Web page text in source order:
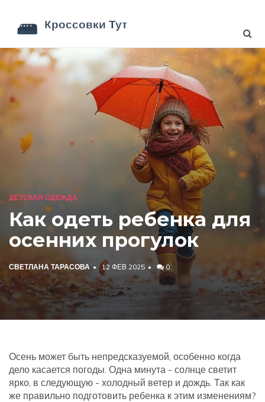
ДЕТСКАЯ ОДЕЖДА
Как одеть ребенка для
осенних прогулок
СВЕТЛАНА ТАРАСОВА 12 ФЕВ 2025 0
Осень может быть непредсказуемой, особенно когда
дело касается погоды. Одна минута - солнце светит
ярко, в следующую - холодный ветер и дождь. Так как
же правильно подготовить ребенка к этим изменениям?